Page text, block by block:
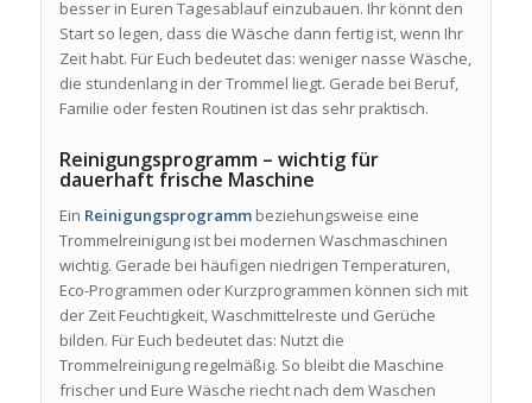
besser in Euren Tagesablauf einzubauen. Ihr könnt den
Start so legen, dass die Wäsche dann fertig ist, wenn Ihr
Zeit habt. Für Euch bedeutet das: weniger nasse Wäsche,
die stundenlang in der Trommel liegt. Gerade bei Beruf,
Familie oder festen Routinen ist das sehr praktisch.
Reinigungsprogramm – wichtig für
dauerhaft frische Maschine
Ein Reinigungsprogrammbeziehungsweise eine
Trommelreinigung ist bei modernen Waschmaschinen
wichtig. Gerade bei häufigen niedrigen Temperaturen,
Eco-Programmen oder Kurzprogrammen können sich mit
der Zeit Feuchtigkeit, Waschmittelreste und Gerüche
bilden. Für Euch bedeutet das: Nutzt die
Trommelreinigung regelmäßig. So bleibt die Maschine
frischer und Eure Wäsche riecht nach dem Waschen